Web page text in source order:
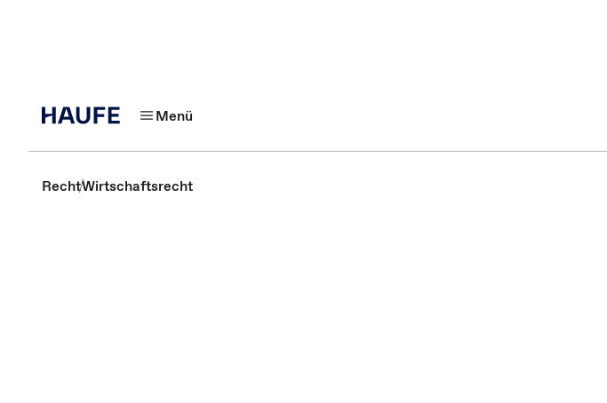
Menü
RechtWirtschaftsrecht